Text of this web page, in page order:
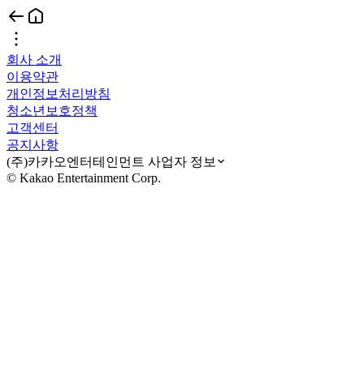
회사 소개
이용약관
개인정보처리방침
청소년보호정책
고객센터
공지사항
(주)카카오엔터테인먼트 사업자 정보
© Kakao Entertainment Corp.